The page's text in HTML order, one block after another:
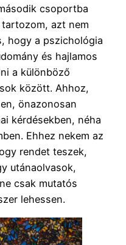
csoportba
azt nem
hogy a pszichológia
és hajlamos
a különböző
között. Ahhoz,
önazonosan
kérdésekben, néha
Ehhez nekem az
rendet teszek,
utánaolvasok,
csak mutatós
lehessen.